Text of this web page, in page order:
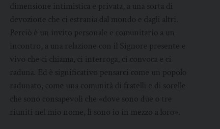
dimensione intimistica e privata, a una sorta di
devozione che ci estrania dal mondo e dagli altri.
Perciò è un invito personale e comunitario a un
incontro, a una relazione con il Signore presente e
vivo che ci chiama, ci interroga, ci convoca e ci
raduna. Ed è significativo pensarci come un popolo
radunato, come una comunità di fratelli e di sorelle
che sono consapevoli che «dove sono due o tre
riuniti nel mio nome, lì sono io in mezzo a loro».